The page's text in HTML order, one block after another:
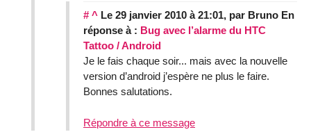
# ^ Le 29 janvier 2010 à 21:01, par Bruno En
réponse à : Bug avec l’alarme du HTC
Tattoo / Android
Je le fais chaque soir... mais avec la nouvelle
version d’android j’espère ne plus le faire.
Bonnes salutations.
Répondre à ce message